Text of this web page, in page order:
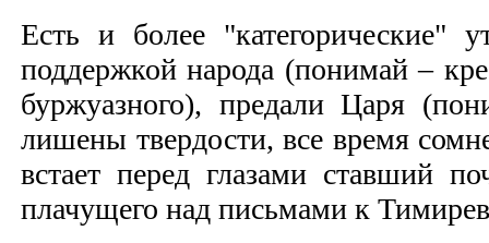
Есть и более "категорические"
поддержкой народа (понимай –
буржуазного), предали Царя
лишены твердости, все время
встает перед глазами ставший
плачущего над письмами к